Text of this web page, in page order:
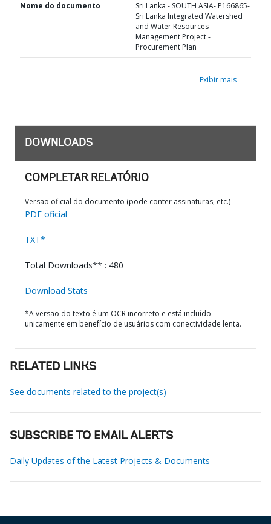
Nome do documento
Sri Lanka - SOUTH ASIA- P166865-
Sri Lanka Integrated Watershed
and Water Resources
Management Project -
Procurement Plan
Exibir mais
DOWNLOADS
COMPLETAR RELATÓRIO
Versão oficial do documento (pode conter assinaturas, etc.)
PDF oficial
TXT*
Total Downloads** : 480
Download Stats
*A versão do texto é um OCR incorreto e está incluído
unicamente em benefício de usuários com conectividade lenta.
RELATED LINKS
See documents related to the project(s)
SUBSCRIBE TO EMAIL ALERTS
Daily Updates of the Latest Projects & Documents